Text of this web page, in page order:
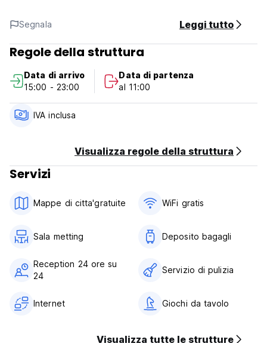
Segnala
Leggi tutto
Regole della struttura
Data di arrivo
15:00 - 23:00
Data di partenza
al 11:00
IVA inclusa
Visualizza regole della struttura
Servizi
Mappe di citta'gratuite WiFi gratis
Sala metting Deposito bagagli
Reception 24 ore su
24
Servizio di pulizia
Internet Giochi da tavolo
Visualizza tutte le strutture